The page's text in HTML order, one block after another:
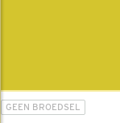
GEEN BROEDSEL